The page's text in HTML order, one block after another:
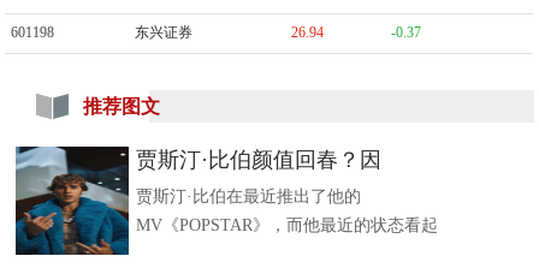
601198 东兴证券 26.94 -0.37
推荐图文
贾斯汀·比伯颜值回春？因
贾斯汀·比伯在最近推出了他的
MV《POPSTAR》，而他最近的状态看起